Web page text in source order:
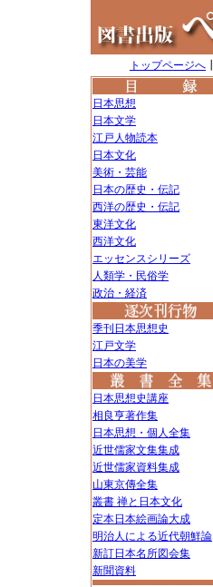
トップページへ
日本思想
日本文学
江戸人物読本
日本文化
美術・芸能
日本の歴史・伝記
西洋の歴史・伝記
東洋文化
西洋文化
エッセンスシリーズ
人類学・民俗学
政治・経済
季刊日本思想史
江戸文学
日本の美学
日本思想史講座
相良亨著作集
日本思想・個人全集
近世儒家文集集成
近世儒家資料集成
山東京傳全集
叢書 禅と日本文化
定本日本絵画論大成
明治人による近代朝鮮論
新訂日本名所図会集
新聞資料